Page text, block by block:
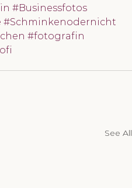
#Businessfotos
#Schminkenodernicht
#fotografin
See All